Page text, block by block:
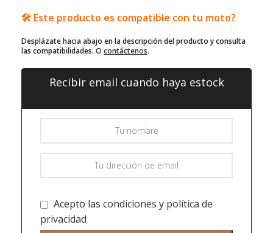
🛠️ Este producto es compatible con tu moto?
Desplázate hacia abajo en la descripción del producto y consulta
las compatibilidades. O contáctenos.
Recibir email cuando haya estock
Acepto las condiciones y política de
privacidad